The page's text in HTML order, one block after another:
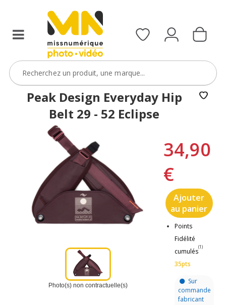
Peak Design Everyday Hip
Belt 29 - 52 Eclipse
Photo(s) non contractuelle(s)
34,90
€
Ajouter
au panier
Points
Fidélité
cumulés
(1)
35pts
Sur
commande
fabricant